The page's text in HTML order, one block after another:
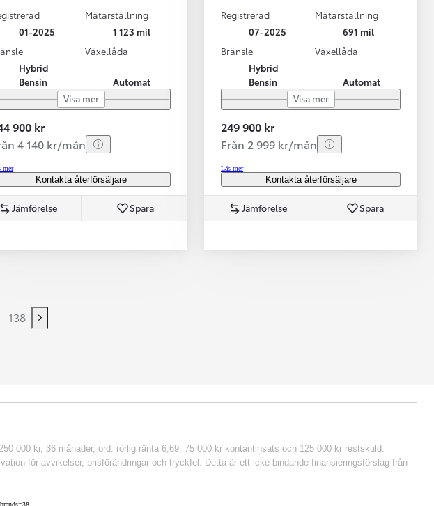
01-2025
Mätarställning
1 123 mil
Hybrid
Bensin
Växellåda
Automat
Visa mer
900 kr
4 140 kr/mån
mer
Kontakta återförsäljare
Jämförelse Spara
Registrerad
07-2025
Mätarställning
691 mil
Bränsle
Hybrid
Bensin
Växellåda
Automat
Visa mer
249 900 kr
Från 2 999 kr/mån
Läs mer
Kontakta återförsäljare
Jämförelse Spara
138
Next page
000 kr, 36 månader, ord. rörlig ränta 6,69, 75 000 kr kontantinsats och 125 000 kr restskuld.
för avvikelser, prisförändringar och tryckfel. Detta är ett icke bindande finansieringsförslag från